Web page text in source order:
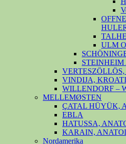
ULM
STEINHEIM
VINDIJA,
WILLENDORF –
MELLEMØSTEN
ÇATAL HÜYÜK,
EBLA
HATUSSA,
KARAIN,
Nordamerika